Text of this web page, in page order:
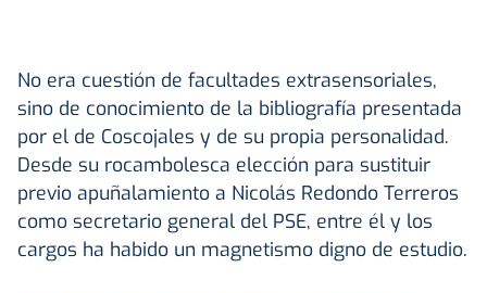
No era cuestión de facultades extrasensoriales,
sino de conocimiento de la bibliografía presentada
por el de Coscojales y de su propia personalidad.
Desde su rocambolesca elección para sustituir
previo apuñalamiento a Nicolás Redondo Terreros
como secretario general del PSE, entre él y los
cargos ha habido un magnetismo digno de estudio.